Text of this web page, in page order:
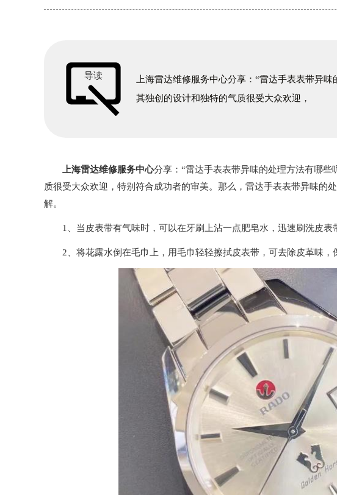
导读
上海雷达维修服务中心分享：“雷达手表表带异
其独创的设计和独特的气质很受大众欢迎，
上海雷达维修服务中心分享：“雷达手表表带异味的处理方法有哪
质很受大众欢迎，特别符合成功者的审美。那么，雷达手表表带异味的
解。
1、当皮表带有气味时，可以在牙刷上沾一点肥皂水，迅速刷洗皮表
2、将花露水倒在毛巾上，用毛巾轻轻擦拭皮表带，可去除皮革味，